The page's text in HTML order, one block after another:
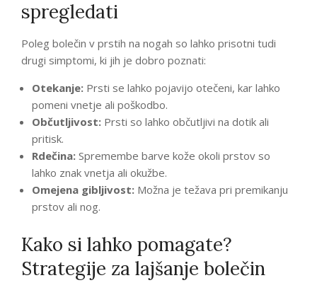
spregledati
Poleg bolečin v prstih na nogah so lahko prisotni tudi
drugi simptomi, ki jih je dobro poznati:
Otekanje: Prsti se lahko pojavijo otečeni, kar lahko
pomeni vnetje ali poškodbo.
Občutljivost: Prsti so lahko občutljivi na dotik ali
pritisk.
Rdečina: Spremembe barve kože okoli prstov so
lahko znak vnetja ali okužbe.
Omejena gibljivost: Možna je težava pri premikanju
prstov ali nog.
Kako si lahko pomagate?
Strategije za lajšanje bolečin